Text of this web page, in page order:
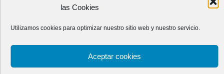
las Cookies
Utilizamos cookies para optimizar nuestro sitio web y nuestro servicio.
Aceptar cookies
A P I E T E L
Avenida Independencia, 4 - 5ª planta
24001 - LEÓN (España)